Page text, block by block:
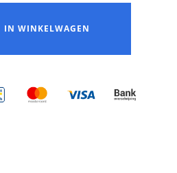
IN WINKELWAGEN